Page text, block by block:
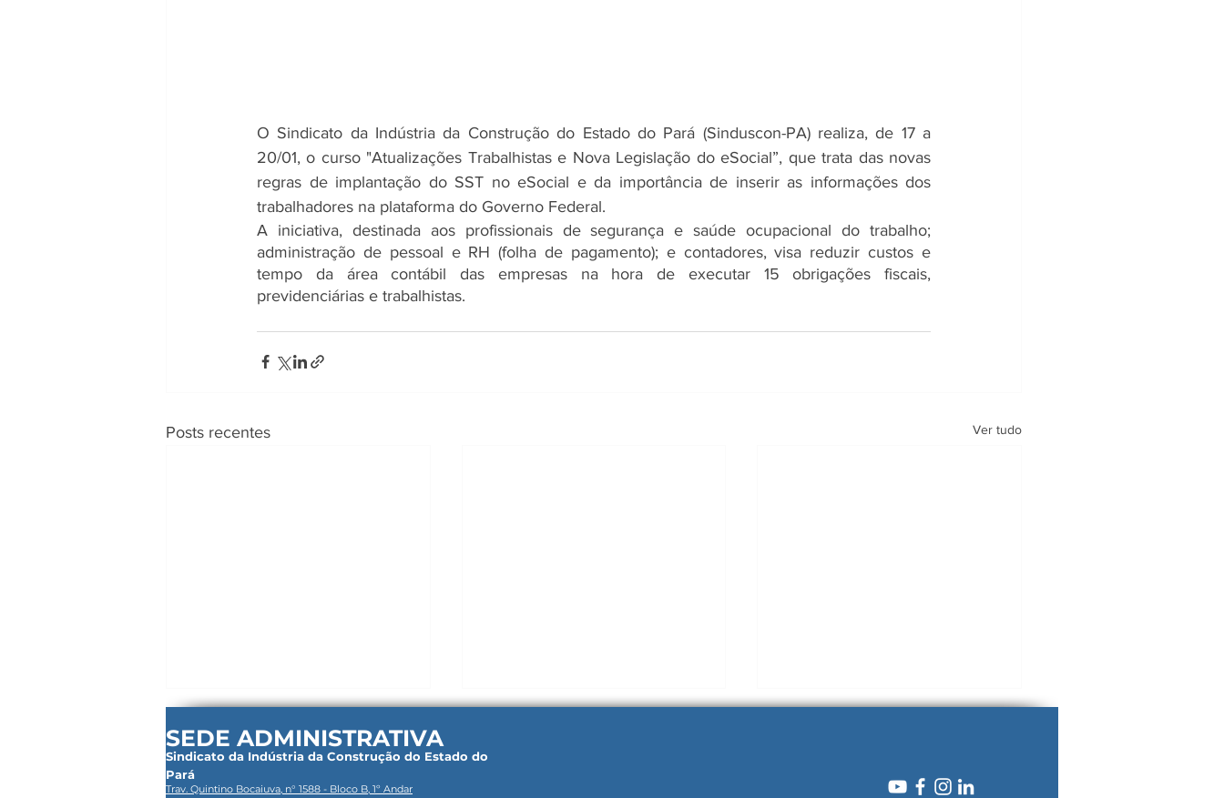
O Sindicato da Indústria da Construção do Estado do Pará (Sinduscon-PA) realiza, de 17 a
20/01, o curso "Atualizações Trabalhistas e Nova Legislação do eSocial”, que trata das novas
regras de implantação do SST no eSocial e da importância de inserir as informações dos
trabalhadores na plataforma do Governo Federal.
A iniciativa, destinada aos profissionais de segurança e saúde ocupacional do trabalho;
administração de pessoal e RH (folha de pagamento); e contadores, visa reduzir custos e
tempo da área contábil das empresas na hora de executar 15 obrigações fiscais,
previdenciárias e trabalhistas.
Posts recentes Ver tudo
SEDE ADMINISTRATIVA
Sindicato da Indústria da Construção do Estado do
Pará
Trav. Quintino Bocaiuva, n° 1588 - Bloco B, 1º Andar